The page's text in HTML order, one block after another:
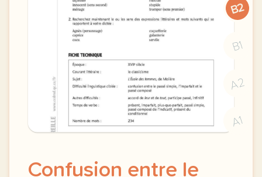
B2
B1
A2
A1
Confusion entre le